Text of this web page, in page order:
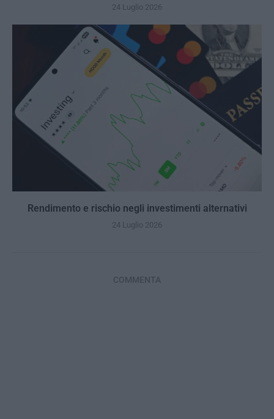
24 Luglio 2026
Rendimento e rischio negli investimenti alternativi
24 Luglio 2026
COMMENTA